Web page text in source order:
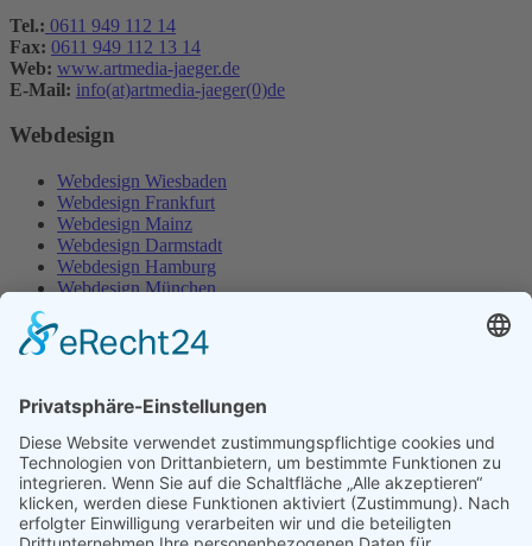
Tel.: 0611 949 112 14
Fax: 0611 949 112 13 14
Web: www.artmedia-jaeger.de
E-Mail: info(at)artmedia-jaeger(0)de
Webdesign
Webdesign Wiesbaden
Webdesign Frankfurt
Webdesign Mainz
Webdesign Darmstadt
Webdesign Hamburg
Webdesign München
Webdesign Mannheim
Webdesign Augsburg
Webdesign Münster
Webdesign Offenburg
Webdesign Karlsruhe
Webdesign Detmold
SEO Agentur